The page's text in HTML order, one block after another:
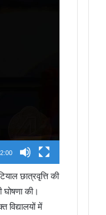
छात्रवृत्ति की
की।
में